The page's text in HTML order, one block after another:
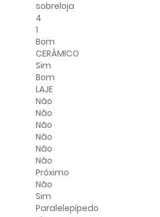
sobreloja
4
1
Bom
CERÂMICO
Sim
Bom
LAJE
Não
Não
Não
Não
Não
Não
Próximo
Não
Sim
Paralelepípedo